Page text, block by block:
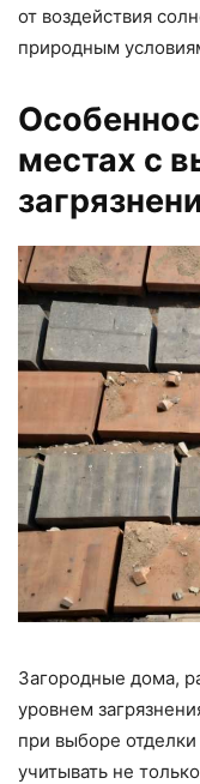
от воздействия
природным
местах с
Загородные дома,
уровнем
при выборе
учитывать не